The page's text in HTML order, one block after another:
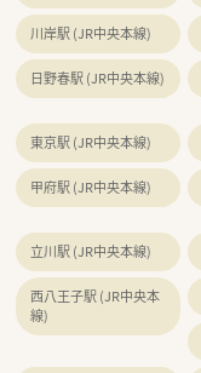
川岸駅 (JR中央本線)
日野春駅 (JR中央本線)
東京駅 (JR中央本線)
甲府駅 (JR中央本線)
立川駅 (JR中央本線)
西八王子駅 (JR中央本
線)